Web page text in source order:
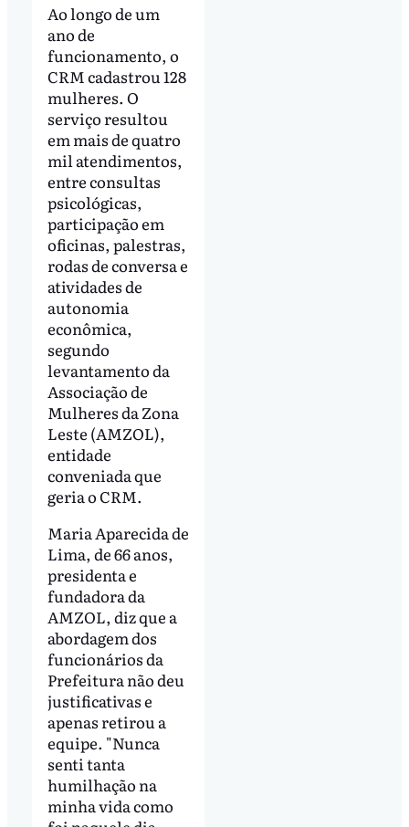
Ao longo de um
ano de
funcionamento, o
CRM cadastrou 128
mulheres. O
serviço resultou
em mais de quatro
mil atendimentos,
entre consultas
psicológicas,
participação em
oficinas, palestras,
rodas de conversa e
atividades de
autonomia
econômica,
segundo
levantamento da
Associação de
Mulheres da Zona
Leste (AMZOL),
entidade
conveniada que
geria o CRM.
Maria Aparecida de
Lima, de 66 anos,
presidenta e
fundadora da
AMZOL, diz que a
abordagem dos
funcionários da
Prefeitura não deu
justificativas e
apenas retirou a
equipe. "Nunca
senti tanta
humilhação na
minha vida como